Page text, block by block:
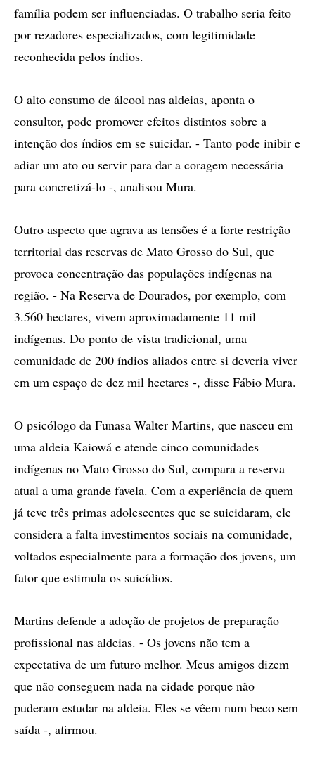
família podem ser influenciadas. O trabalho seria feito
por rezadores especializados, com legitimidade
reconhecida pelos índios.
O alto consumo de álcool nas aldeias, aponta o
consultor, pode promover efeitos distintos sobre a
intenção dos índios em se suicidar. - Tanto pode inibir e
adiar um ato ou servir para dar a coragem necessária
para concretizá-lo -, analisou Mura.
Outro aspecto que agrava as tensões é a forte restrição
territorial das reservas de Mato Grosso do Sul, que
provoca concentração das populações indígenas na
região. - Na Reserva de Dourados, por exemplo, com
3.560 hectares, vivem aproximadamente 11 mil
indígenas. Do ponto de vista tradicional, uma
comunidade de 200 índios aliados entre si deveria viver
em um espaço de dez mil hectares -, disse Fábio Mura.
O psicólogo da Funasa Walter Martins, que nasceu em
uma aldeia Kaiowá e atende cinco comunidades
indígenas no Mato Grosso do Sul, compara a reserva
atual a uma grande favela. Com a experiência de quem
já teve três primas adolescentes que se suicidaram, ele
considera a falta investimentos sociais na comunidade,
voltados especialmente para a formação dos jovens, um
fator que estimula os suicídios.
Martins defende a adoção de projetos de preparação
profissional nas aldeias. - Os jovens não tem a
expectativa de um futuro melhor. Meus amigos dizem
que não conseguem nada na cidade porque não
puderam estudar na aldeia. Eles se vêem num beco sem
saída -, afirmou.